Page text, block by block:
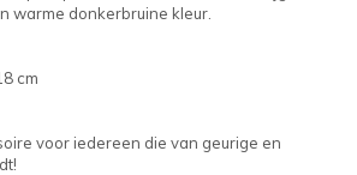
warme donkerbruine kleur.
cm
voor iedereen die van geurige en